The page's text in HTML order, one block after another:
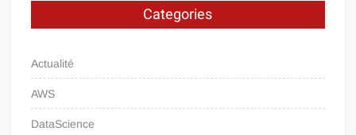
Categories
Actualité
AWS
DataScience